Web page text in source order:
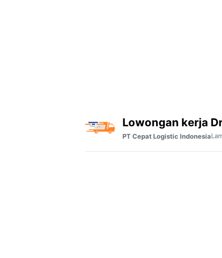
Lowongan kerja
PT Cepat Logistic Indonesia